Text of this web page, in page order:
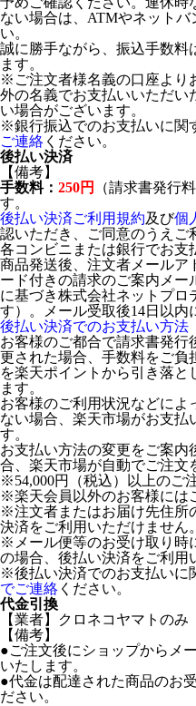
ない場合は、ATMやネット
い。
誠に勝手ながら、振込手数料
ます。
※ご注文者様名義の口座より
外の名義でお支払いいただい
い場合がございます。
※銀行振込でのお支払いに関
ご連絡 ください。
後払い決済
【備考】
手数料： 250円
（請求書発行
す。
後払い決済ご利用規約及び個
認いただき、ご同意のうえご
各コンビニまたは銀行でお支
商品発送後、注文者メールア
ード付きの請求のご案内メ
に基づき株式会社ネットプロ
す）。メール受取後14日以内
後払い決済でのお支払い方法
お客様のご都合で請求書発
更された場合、手数料をご負
を楽天ポイントから引き落
ます。
お客様のご利用状況などによ
ない場合、楽天市場がお支払
す。
お支払い方法の変更をご案内
合、楽天市場が自動でご注文
※54,000円（税込）以上のご
※楽天会員以外のお客様には
※注文者またはお届け先住所
決済をご利用いただけません。
※メール便等のお受け取り時
の場合、後払い決済をご利用
※後払い決済でのお支払いに
でご連絡 ください。
代金引換
【業者】クロネコヤマトのみ
【備考】
●ご注文後にショップからメ
いたします。
●代金は配達された商品のお
ださい。